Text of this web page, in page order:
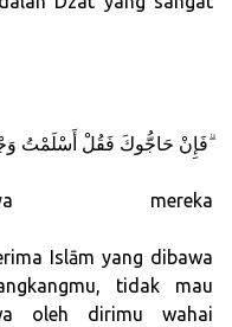
۞ فَإِنْ حَاجُّوكَ فَقُلْ أَسْلَمْتُ وَجْهِيَ لِلَّهِ وَمَنِ اتَّبَعَنِ ۗ
mereka
Islām yang dibawa
tidak mau
oleh dirimu wahai